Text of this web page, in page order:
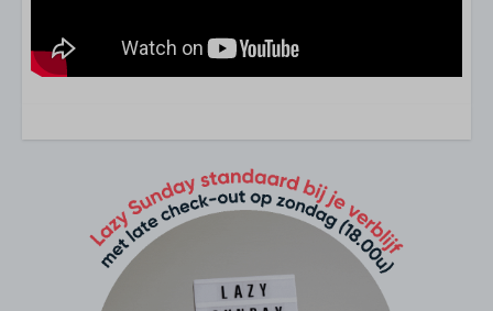
Keuken
Vriesvakje/vriezer
Nespresso
Waterkoker
Complete keukeninventaris
Keuken